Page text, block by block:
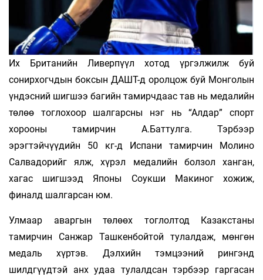
Их Британийн Ливерпүүл хотод үргэлжилж буй
сонирхогчдын боксын ДАШТ-д оролцож буй Монголын
үндэсний шигшээ багийн тамирчдаас тав нь медалийн
төлөө тоглохоор шалгарсны нэг нь “Алдар” спорт
хорооны тамирчин А.Баттулга. Тэрбээр
эрэгтэйчүүдийн 50 кг-д Испани тамирчин Молино
Салвадорийг ялж, хүрэл медалийн болзол ханган,
хагас шигшээд Японы Соукши Макиног хожиж,
финалд шалгарсан юм.
Улмаар аваргын төлөөх тоглолтод Казакстаны
тамирчин Санжар Ташкенбойтой тулалдаж, мөнгөн
медаль хүртэв. Дэлхийн тэмцээний рингэнд
шилдгүүдтэй анх удаа тулалдсан тэрбээр гаргасан